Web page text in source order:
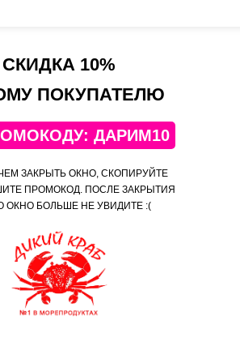
заказов
— всегда низкие цены!
приложение
в мобильном приложении!
СКИДКА 10%
ПОКУПАТЕЛЮ
ДАРИМ10
ЗАКРЫТЬ ОКНО, СКОПИРУЙТЕ
ПРОМОКОД. ПОСЛЕ ЗАКРЫТИЯ
ОКНО БОЛЬШЕ НЕ УВИДИТЕ :(